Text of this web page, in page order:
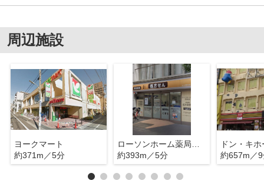
周辺施設
ヨークマート
約371m／5分
約393m／5分
約657m／